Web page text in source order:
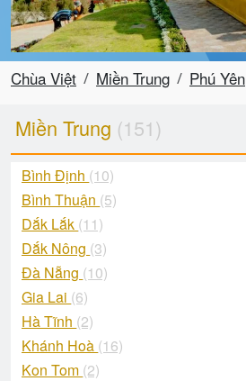
Chùa Việt Miền Trung Phú Yên
Miền Trung (151)
Bình Định (10)
Bình Thuận (5)
Dắk Lắk (11)
Dắk Nông (3)
Đà Nẵng (10)
Gia Lai (6)
Hà Tĩnh (2)
Khánh Hoà (16)
Kon Tom (2)